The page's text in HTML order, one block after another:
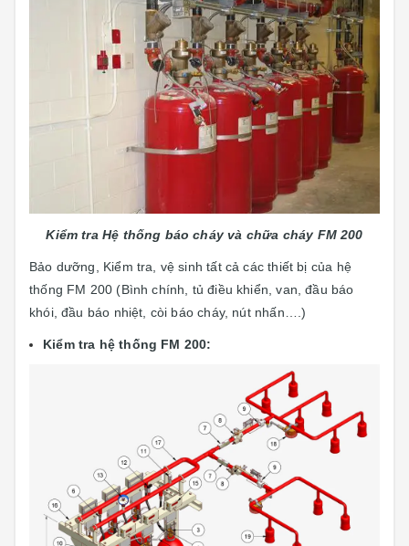
Kiểm tra Hệ thống báo cháy và chữa cháy FM 200
Bảo dưỡng, Kiểm tra, vệ sinh tất cả các thiết bị của hệ
thống FM 200 (Bình chính, tủ điều khiển, van, đầu báo
khói, đầu báo nhiệt, còi báo cháy, nút nhấn….)
Kiểm tra hệ thống FM 200: